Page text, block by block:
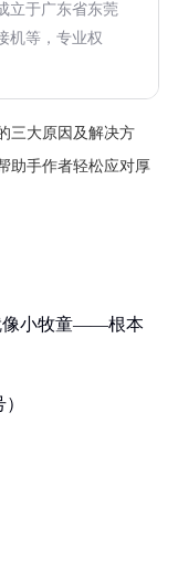
立于广东省东莞
机等，专业权
三大原因及解决方
助手作者轻松应对厚
像小牧童——根本